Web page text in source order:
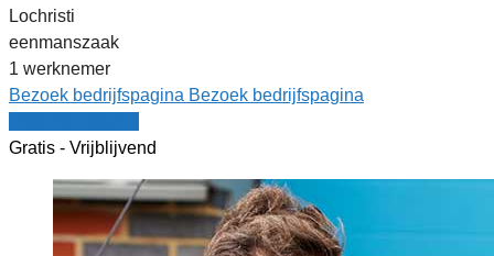
Lochristi
eenmanszaak
1 werknemer
Bezoek bedrijfspagina Bezoek bedrijfspagina
Gratis - Vrijblijvend